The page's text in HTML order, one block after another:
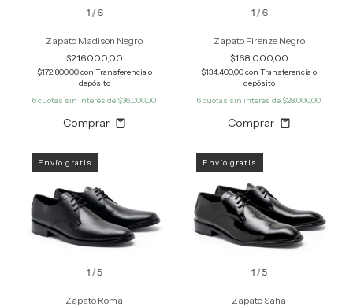
1 /6
Zapato Madison Negro
$216.000,00
$172.800,00con Transferencia o
depósito
6cuotas sin interés de $36.000,00
Comprar
1 /6
Zapato Firenze Negro
$168.000,00
$134.400,00con Transferencia o
depósito
6cuotas sin interés de $28.000,00
Comprar
1 /5
Envío gratis
Zapato Roma
1 /5
Envío gratis
Zapato Saha